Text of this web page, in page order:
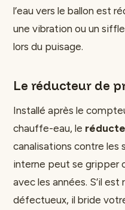
l’eau vers le ballon est
une vibration ou un
lors du puisage.
Le réducteur de
Installé après le
chauffe-eau, le
canalisations contre les
interne peut se gripper
avec les années. S’il
défectueux, il bride